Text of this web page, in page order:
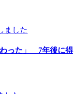
ました
った」 7年後に得